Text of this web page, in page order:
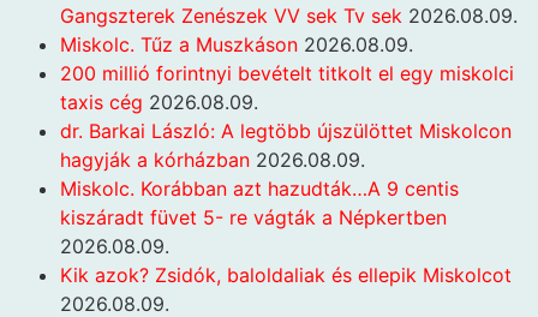
Gangszterek Zenészek VV sek Tv sek 2026.08.09.
Miskolc. Tűz a Muszkáson 2026.08.09.
200 millió forintnyi bevételt titkolt el egy miskolci
taxis cég 2026.08.09.
dr. Barkai László: A legtöbb újszülöttet Miskolcon
hagyják a kórházban 2026.08.09.
Miskolc. Korábban azt hazudták…A 9 centis
kiszáradt füvet 5- re vágták a Népkertben
2026.08.09.
Kik azok? Zsidók, baloldaliak és ellepik Miskolcot
2026.08.09.